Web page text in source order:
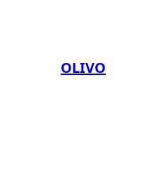
OLIVO